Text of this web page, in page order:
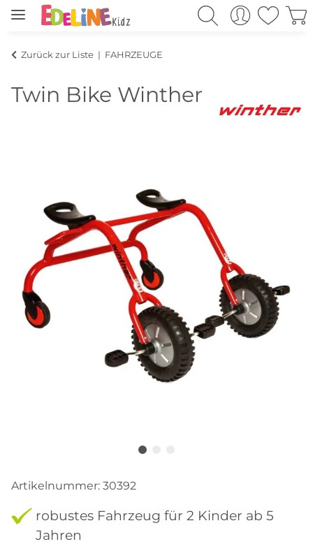
Zurück zur Liste FAHRZEUGE
Twin Bike Winther
Artikelnummer: 30392
robustes Fahrzeug für 2 Kinder ab 5
Jahren